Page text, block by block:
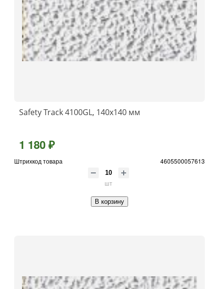
Safety Track 4100GL, 140x140 мм
1 180 ₽
Штрихкод товара 4605500057613
шт
В корзину